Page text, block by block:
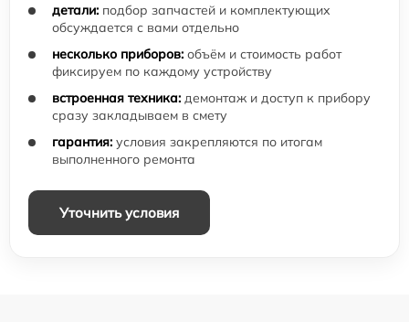
детали: подбор запчастей и комплектующих
обсуждается с вами отдельно
несколько приборов: объём и стоимость работ
фиксируем по каждому устройству
встроенная техника: демонтаж и доступ к прибору
сразу закладываем в смету
гарантия: условия закрепляются по итогам
выполненного ремонта
Уточнить условия